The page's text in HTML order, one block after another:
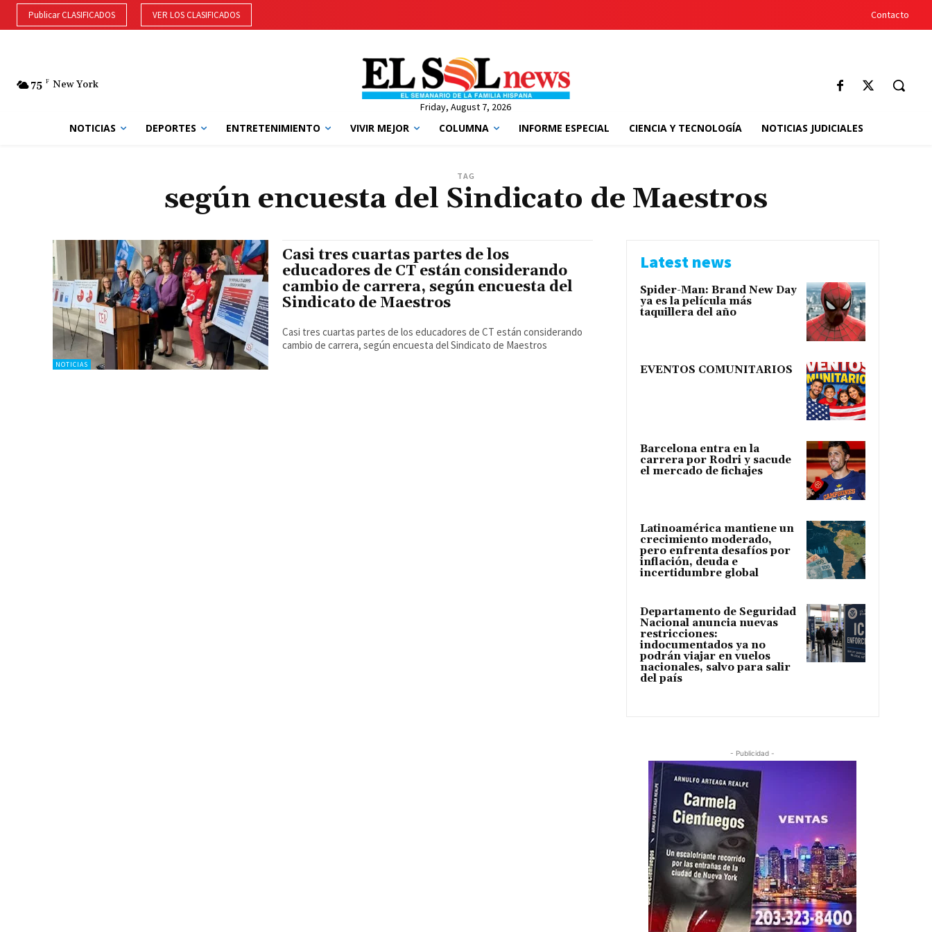
Publicar CLASIFICADOS VER LOS CLASIFICADOS Contacto
75 F New York
Friday, August 7, 2026
NOTICIAS DEPORTES ENTRETENIMIENTO VIVIR MEJOR COLUMNA INFORME ESPECIAL CIENCIA Y TECNOLOGÍA NOTICIAS JUDICIALES
TAG
según encuesta del Sindicato de Maestros
NOTICIAS
Casi tres cuartas partes de los
educadores de CT están considerando
cambio de carrera, según encuesta del
Sindicato de Maestros
Casi tres cuartas partes de los educadores de CT están considerando
cambio de carrera, según encuesta del Sindicato de Maestros
Latest news
Spider-Man: Brand New Day
ya es la película más
taquillera del año
EVENTOS COMUNITARIOS
Barcelona entra en la
carrera por Rodri y sacude
el mercado de fichajes
Latinoamérica mantiene un
crecimiento moderado,
pero enfrenta desafíos por
inflación, deuda e
incertidumbre global
Departamento de Seguridad
Nacional anuncia nuevas
restricciones:
indocumentados ya no
podrán viajar en vuelos
nacionales, salvo para salir
del país
- Publicidad -